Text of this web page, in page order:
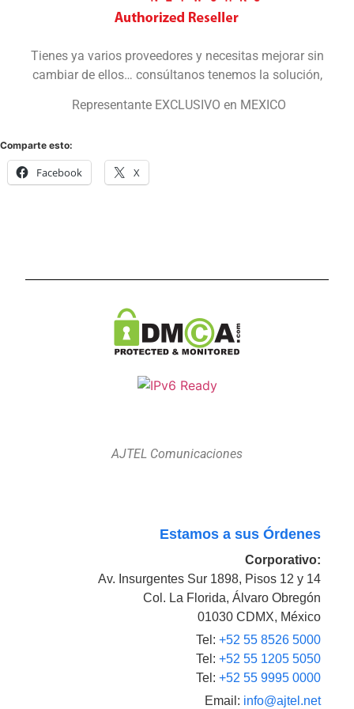
Tienes ya varios proveedores y necesitas mejorar sin
cambiar de ellos… consúltanos tenemos la solución,
Representante EXCLUSIVO en MEXICO
Comparte esto:
Facebook X
AJTEL Comunicaciones
Estamos a sus Órdenes
Corporativo:
Av. Insurgentes Sur 1898, Pisos 12 y 14
Col. La Florida, Álvaro Obregón
01030 CDMX, México
Tel: +52 55 8526 5000
Tel: +52 55 1205 5050
Tel: +52 55 9995 0000
Email: info@ajtel.net